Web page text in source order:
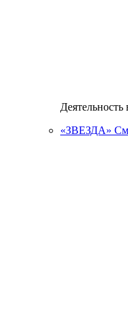
«ЗВЕЗДА»